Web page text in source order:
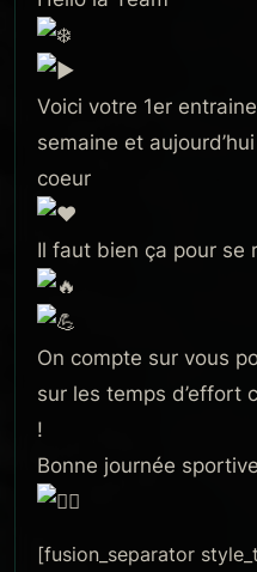
Voici votre 1er
semaine et
coeur
Il faut bien ça pour se
On compte sur vous
sur les temps d’effort
!
Bonne journée
[fusion_separator